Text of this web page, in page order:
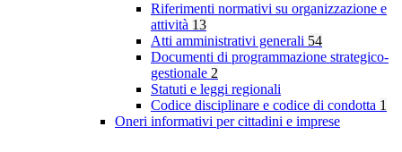
Riferimenti normativi su organizzazione e
attività 13
Atti amministrativi generali 54
Documenti di programmazione strategico-
gestionale 2
Statuti e leggi regionali
Codice disciplinare e codice di condotta 1
Oneri informativi per cittadini e imprese